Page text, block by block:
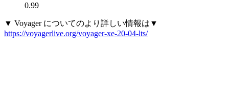
0.99
▼ Voyager についてのより詳しい情報は▼
https://voyagerlive.org/voyager-xe-20-04-lts/